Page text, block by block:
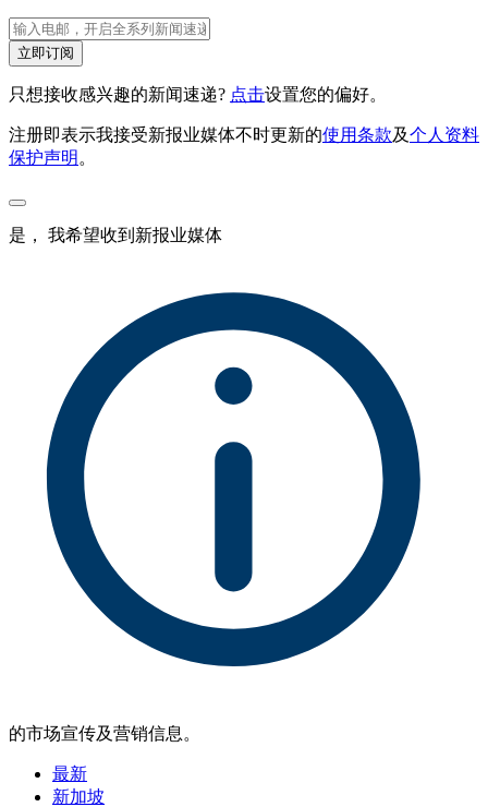
立即订阅
只想接收感兴趣的新闻速递? 点击设置您的偏好。
注册即表示我接受新报业媒体不时更新的使用条款及个人资料
保护声明 。
是， 我希望收到新报业媒体
的市场宣传及营销信息。
最新
新加坡